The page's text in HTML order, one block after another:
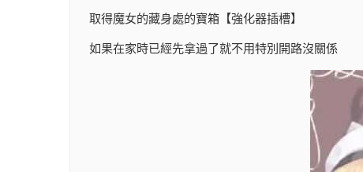
取得魔女的藏身處的寶箱【強化器插槽】
如果在家時已經先拿過了就不用特別開路沒關係